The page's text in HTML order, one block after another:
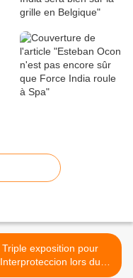
Triple exposition pour
Interproteccion lors du
Grand Prix du Mexique >